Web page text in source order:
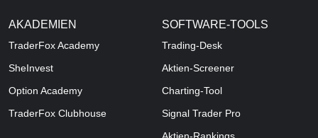
AKADEMIEN
TraderFox Academy
SheInvest
Option Academy
TraderFox Clubhouse
SOFTWARE-TOOLS
Trading-Desk
Aktien-Screener
Charting-Tool
Signal Trader Pro